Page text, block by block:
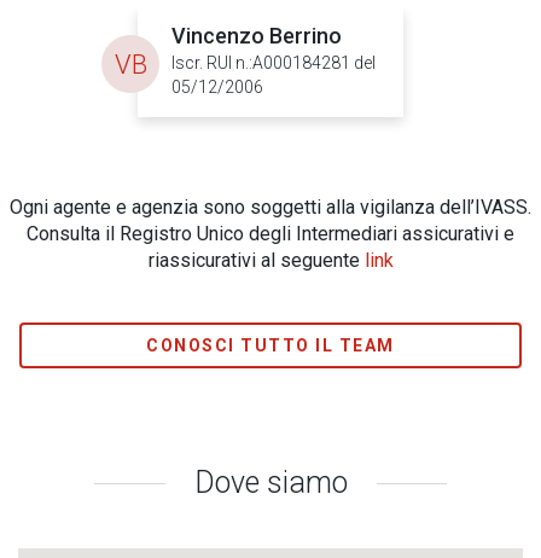
Vincenzo Berrino
Iscr. RUI n.:A000184281 del
05/12/2006
VB
Ogni agente e agenzia sono soggetti alla vigilanza dell’IVASS.
Consulta il Registro Unico degli Intermediari assicurativi e
riassicurativi al seguente link
CONOSCI TUTTO IL TEAM
Dove siamo